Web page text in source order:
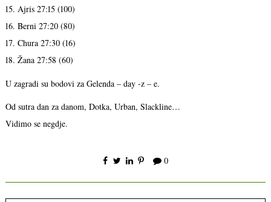
15. Ajris 27:15 (100)
16. Berni 27:20 (80)
17. Chura 27:30 (16)
18. Žana 27:58 (60)
U zagradi su bodovi za Gelenda – day -z – e.
Od sutra dan za danom, Dotka, Urban, Slackline…
Vidimo se negdje.
0